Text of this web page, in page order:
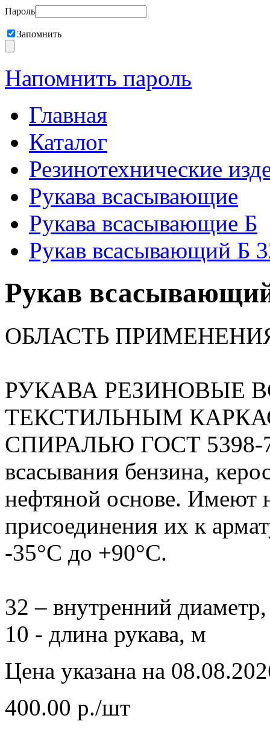
Пароль
Запомнить
Напомнить пароль
Главная
Каталог
Резинотехнические
Рукава всасывающие
Рукава всасывающие Б
Рукав всасывающий Б
Рукав
ОБЛАСТЬ
РУКАВА РЕЗИНОВЫЕ
ТЕКСТИЛЬНЫМ
СПИРАЛЬЮ ГОСТ 5398-
всасывания бензина,
нефтяной основе. Имеют
присоединения их к
-35°С до +90°С.
32 – внутренний
10 - длина рукава, м
Цена указана на
400.00 р./шт